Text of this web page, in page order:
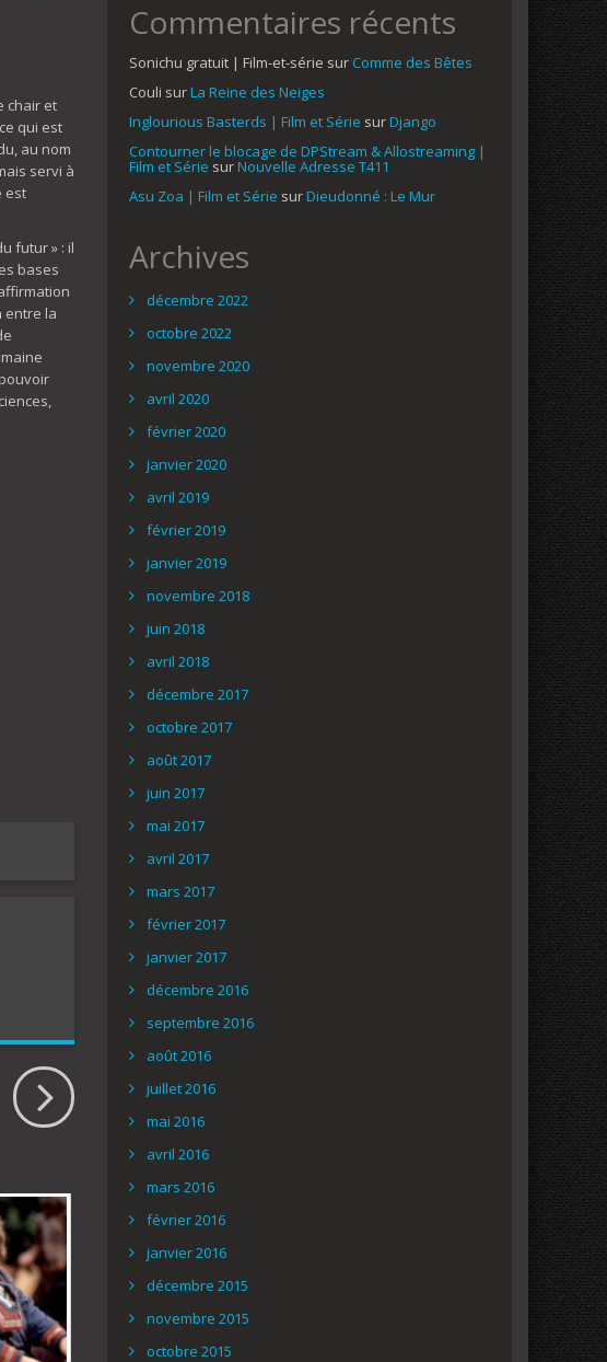
chair et
qui est
au nom
servi à
est
futur » : il
bases
entre la
Commentaires récents
Sonichu gratuit | Film-et-série sur Comme des Bêtes
Couli surLa Reine des Neiges
Inglourious Basterds | Film et Série surDjango
Contourner le blocage de DPStream & Allostreaming |
Film et Série surNouvelle Adresse T411
Asu Zoa | Film et Série surDieudonné : Le Mur
Archives
décembre 2022
octobre 2022
novembre 2020
avril 2020
février 2020
janvier 2020
avril 2019
février 2019
janvier 2019
novembre 2018
juin 2018
avril 2018
décembre 2017
octobre 2017
août 2017
juin 2017
mai 2017
avril 2017
mars 2017
février 2017
janvier 2017
décembre 2016
septembre 2016
août 2016
juillet 2016
mai 2016
avril 2016
mars 2016
février 2016
janvier 2016
décembre 2015
novembre 2015
octobre 2015